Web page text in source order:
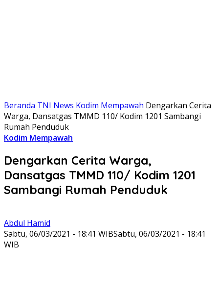
Beranda TNI News Kodim Mempawah Dengarkan Cerita
Warga, Dansatgas TMMD 110/ Kodim 1201 Sambangi
Rumah Penduduk
Kodim Mempawah
Dengarkan Cerita Warga,
Dansatgas TMMD 110/ Kodim 1201
Sambangi Rumah Penduduk
Abdul Hamid
Sabtu, 06/03/2021 - 18:41 WIBSabtu, 06/03/2021 - 18:41
WIB